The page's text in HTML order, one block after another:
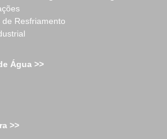
Resfriamento
Água >>
>>